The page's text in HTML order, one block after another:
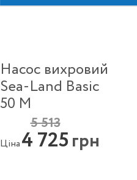
Насос вихровий
Sea-Land Basic
50 M
Ціна
5 513
4 725грн